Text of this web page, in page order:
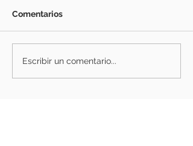
Comentarios
Escribir un comentario...